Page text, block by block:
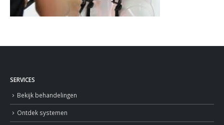
SERVICES
Bekijk behandelingen
Ontdek systemen